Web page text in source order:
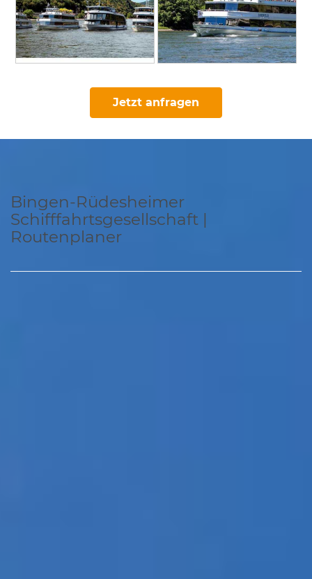
Jetzt anfragen
Bingen-Rüdesheimer
Schifffahrtsgesellschaft |
Routenplaner